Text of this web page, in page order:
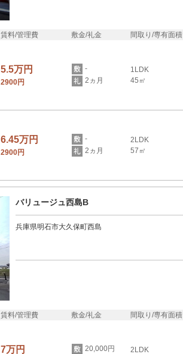
賃料/管理費 敷金/礼金 間取り/専有面積
5.5万円
2900円
-
2ヵ月
1LDK
45㎡
6.45万円
2900円
-
2ヵ月
2LDK
57㎡
バリュージュ西島B
兵庫県明石市大久保町西島
賃料/管理費 敷金/礼金 間取り/専有面積
7万円
20,000円
2LDK